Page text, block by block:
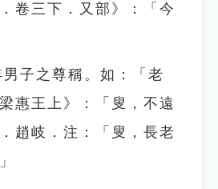
卷三下．又部》：「今
子之尊稱。如：「老
惠王上》：「叟，不遠
趙岐．注：「叟，長老